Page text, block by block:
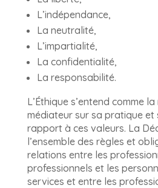
L’indépendance,
La neutralité,
L’impartialité,
La confidentialité,
La responsabilité.
L’Éthique s’entend comme
médiateur sur sa pratique et
rapport à ces valeurs. La
l’ensemble des règles et
relations entre les
professionnels et les
services et entre les